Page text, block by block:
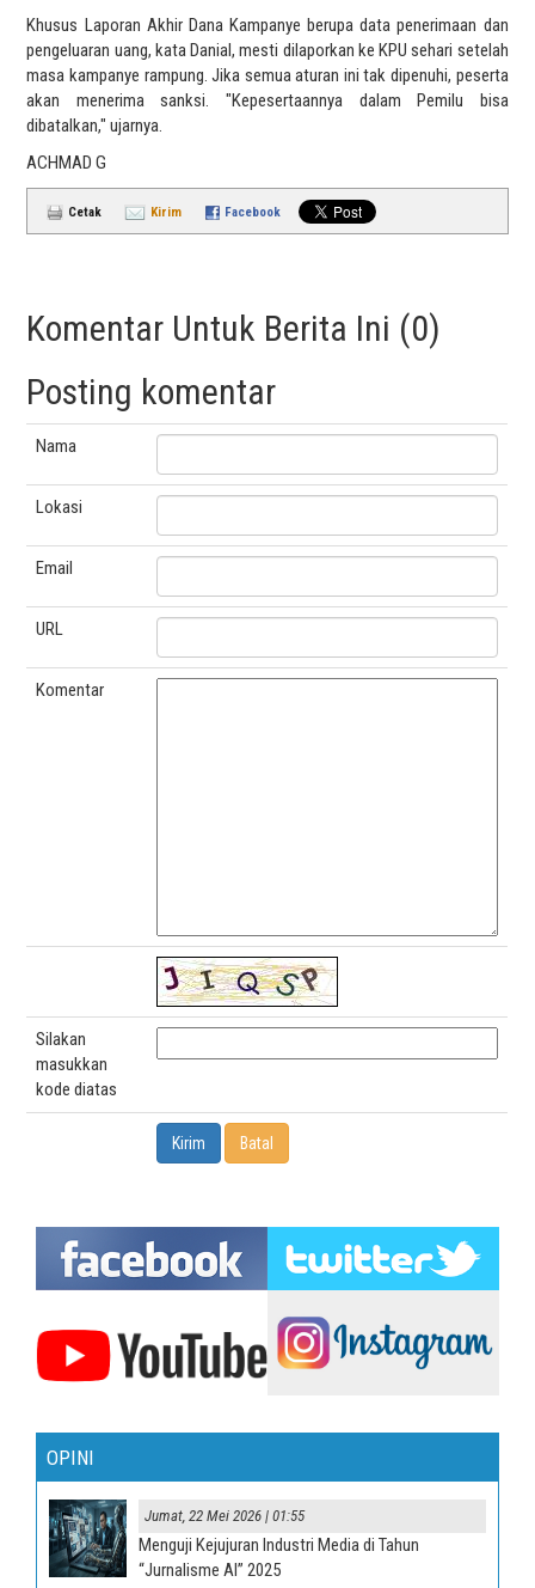
Khusus Laporan Akhir Dana Kampanye berupa data penerimaan dan
pengeluaran uang, kata Danial, mesti dilaporkan ke KPU sehari setelah
masa kampanye rampung. Jika semua aturan ini tak dipenuhi, peserta
akan menerima sanksi. "Kepesertaannya dalam Pemilu bisa
dibatalkan," ujarnya.
ACHMAD G
Cetak Kirim Facebook
Komentar Untuk Berita Ini (0)
Posting komentar
Nama
Lokasi
Email
URL
Komentar
Silakan
masukkan
kode diatas
OPINI
Jumat, 22 Mei 2026 | 01:55
Menguji Kejujuran Industri Media di Tahun
“Jurnalisme AI” 2025